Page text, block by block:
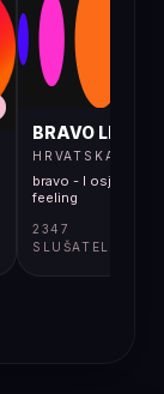
LIVE
BRAVO LIVE
HRVATSKA
bravo - I osjećaj i
feeling
2347
SLUŠATELJA